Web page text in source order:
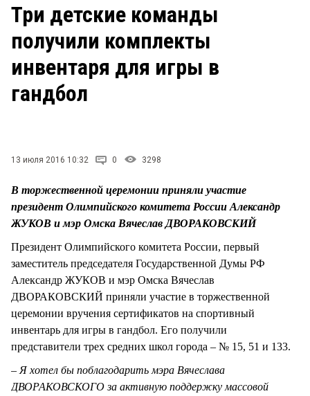
ЗАКОН
НОВОСТИ КОМПАНИЙ
ПРОИСШЕСТВИЯ
Рейтинги
Блоги
Архив
Три детские команды
получили комплекты
инвентаря для игры в
гандбол
13 июля 2016 10:32 0 3298
В торжественной церемонии приняли участие
президент Олимпийского комитета России Александр
ЖУКОВ и мэр Омска Вячеслав ДВОРАКОВСКИЙ
Президент Олимпийского комитета России, первый
заместитель председателя Государственной Думы РФ
Александр ЖУКОВ и мэр Омска Вячеслав
ДВОРАКОВСКИЙ приняли участие в торжественной
церемонии вручения сертификатов на спортивный
инвентарь для игры в гандбол. Его получили
представители трех средних школ города – № 15, 51 и 133.
– Я хотел бы поблагодарить мэра Вячеслава
ДВОРАКОВСКОГО за активную поддержку массовой